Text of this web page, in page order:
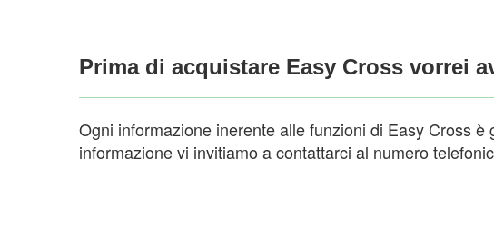
Prima di acquistare Easy Cross vorrei
Ogni informazione inerente alle funzioni di Easy Cross
informazione vi invitiamo a contattarci al numero